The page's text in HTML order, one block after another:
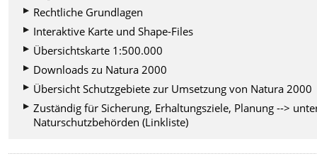
Rechtliche Grundlagen
Interaktive Karte und Shape-Files
Übersichtskarte 1:500.000
Downloads zu Natura 2000
Übersicht Schutzgebiete zur Umsetzung von Natura 2000
Zuständig für Sicherung, Erhaltungsziele, Planung -->
Naturschutzbehörden (Linkliste)